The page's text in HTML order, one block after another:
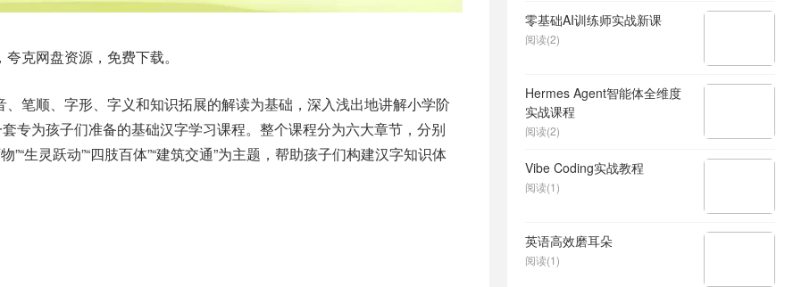
克网盘资源，免费下载。
笔顺、字形、字义和知识拓展的解读为基础，深入浅出地讲解小学阶
专为孩子们准备的基础汉字学习课程。整个课程分为六大章节，分别
”“生灵跃动”“四肢百体”“建筑交通”为主题，帮助孩子们构建汉字知识体
零基础AI训练师实战新课
阅读(2)
Hermes Agent智能体全维度
实战课程
阅读(2)
Vibe Coding实战教程
阅读(1)
英语高效磨耳朵
阅读(1)